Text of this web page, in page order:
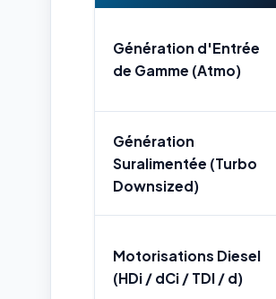
Génération d'Entrée
de Gamme (Atmo)
Génération
Suralimentée (Turbo
Downsized)
Motorisations Diesel
(HDi / dCi / TDI / d)